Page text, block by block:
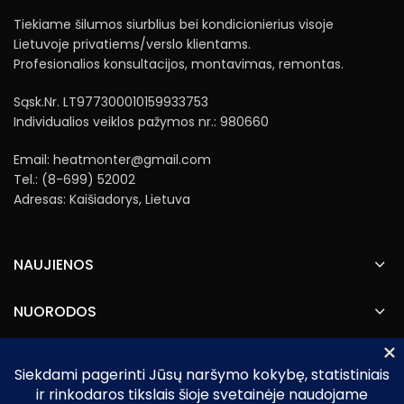
Tiekiame šilumos siurblius bei kondicionierius visoje
Lietuvoje privatiems/verslo klientams.
Profesionalios konsultacijos, montavimas, remontas.
Sąsk.Nr. LT977300010159933753
Individualios veiklos pažymos nr.: 980660
Email: heatmonter@gmail.com
Tel.: (8-699) 52002
Adresas: Kaišiadorys, Lietuva
NAUJIENOS
NUORODOS